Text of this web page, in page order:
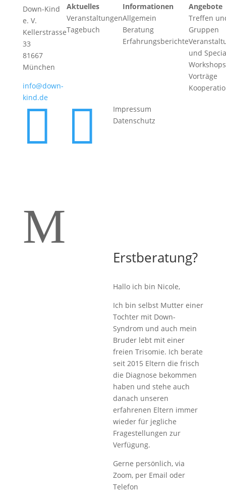
Down-Kind
e. V.
Kellerstrasse
33
81667
München
info@down-
kind.de
Aktuelles
Veranstaltungen
Tagebuch
Informationen
Allgemein
Beratung
Erfahrungsberichte
Angebote
Treffen
Gruppen
und
Vorträge
 
Impressum
Datenschutz
M
Erstberatung?
Hallo ich bin Nicole,
Ich bin selbst Mutter einer
Tochter mit Down-
Syndrom und auch mein
Bruder lebt mit einer
freien Trisomie. Ich berate
seit 2015 Eltern die frisch
die Diagnose bekommen
haben und stehe auch
danach unseren
erfahrenen Eltern immer
wieder für jegliche
Fragestellungen zur
Verfügung.
Gerne persönlich, via
Zoom, per Email oder
Telefon